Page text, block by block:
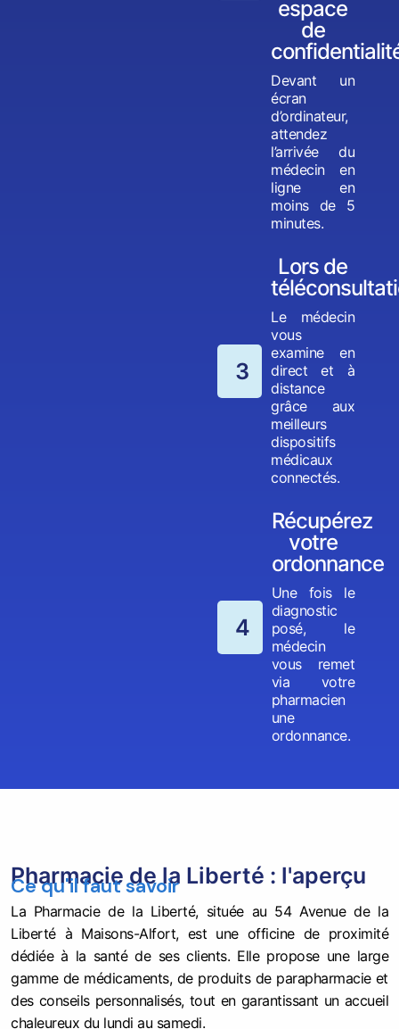
espace
de
Devant un
écran
d’ordinateur,
attendez
l’arrivée du
médecin en
ligne en
moins de 5
minutes.
3
Lors de
Le médecin
vous
examine en
direct et à
distance
grâce aux
meilleurs
dispositifs
médicaux
connectés.
4
Récupérez
votre
ordonnance
Une fois le
diagnostic
posé, le
médecin
vous remet
via votre
pharmacien
une
ordonnance.
Pharmacie de la Liberté : l'aperçu
Ce qu'il faut savoir
La Pharmacie de la Liberté, située au 54 Avenue de la
Liberté à Maisons-Alfort, est une officine de proximité
dédiée à la santé de ses clients. Elle propose une large
gamme de médicaments, de produits de parapharmacie et
des conseils personnalisés, tout en garantissant un accueil
chaleureux du lundi au samedi.